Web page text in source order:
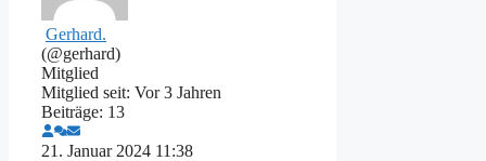
Gerhard.
(@gerhard)
Mitglied
Mitglied seit: Vor 3 Jahren
Beiträge: 13
21. Januar 2024 11:38